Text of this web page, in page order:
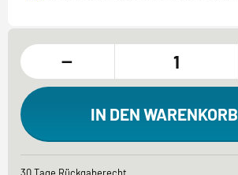
-
IN DEN WARENKORB